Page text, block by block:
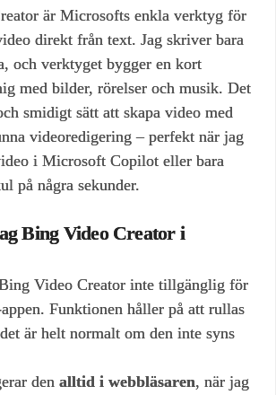
är Microsofts enkla verktyg för
direkt från text. Jag skriver bara
och verktyget bygger en kort
med bilder, rörelser och musik. Det
smidigt sätt att skapa video med
videoredigering – perfekt när jag
i Microsoft Copilot eller bara
på några sekunder.
Bing Video Creator i
Video Creator inte tillgänglig för
Funktionen håller på att rullas
är helt normalt om den inte syns
den alltid i webbläsaren, när jag